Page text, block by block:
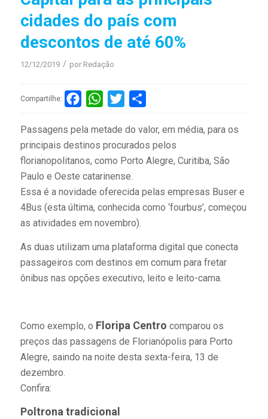
cidades do país com
descontos de até 60%
12/12/2019 / por Redação
Compartilhe: FacebookWhatsApp
Twitter
Passagens pela metade do valor, em média, para os
principais destinos procurados pelos
florianopolitanos, como Porto Alegre, Curitiba, São
Paulo e Oeste catarinense.
Essa é a novidade oferecida pelas empresas Buser e
4Bus (esta última, conhecida como ‘fourbus’, começou
as atividades em novembro).
As duas utilizam uma plataforma digital que conecta
passageiros com destinos em comum para fretar
ônibus nas opções executivo, leito e leito-cama.
Como exemplo, o Floripa Centro comparou os
preços das passagens de Florianópolis para Porto
Alegre, saindo na noite desta sexta-feira, 13 de
dezembro.
Confira:
Poltrona tradicional